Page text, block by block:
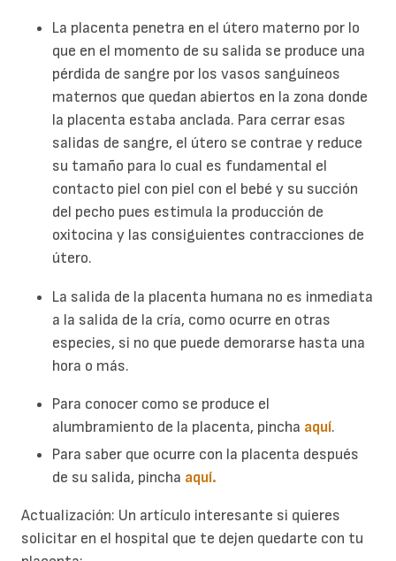
La placenta penetra en el útero materno por lo
que en el momento de su salida se produce una
pérdida de sangre por los vasos sanguíneos
maternos que quedan abiertos en la zona donde
la placenta estaba anclada. Para cerrar esas
salidas de sangre, el útero se contrae y reduce
su tamaño para lo cual es fundamental el
contacto piel con piel con el bebé y su succión
del pecho pues estimula la producción de
oxitocina y las consiguientes contracciones de
útero.
La salida de la placenta humana no es inmediata
a la salida de la cría, como ocurre en otras
especies, si no que puede demorarse hasta una
hora o más.
Para conocer como se produce el
alumbramiento de la placenta, pincha aquí.
Para saber que ocurre con la placenta después
de su salida, pincha aquí.
Actualización: Un artículo interesante si quieres
solicitar en el hospital que te dejen quedarte con tu